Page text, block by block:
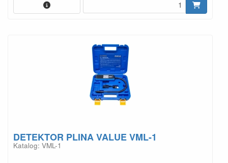
DETEKTOR PLINA VALUE VML-1
Katalog: VML-1